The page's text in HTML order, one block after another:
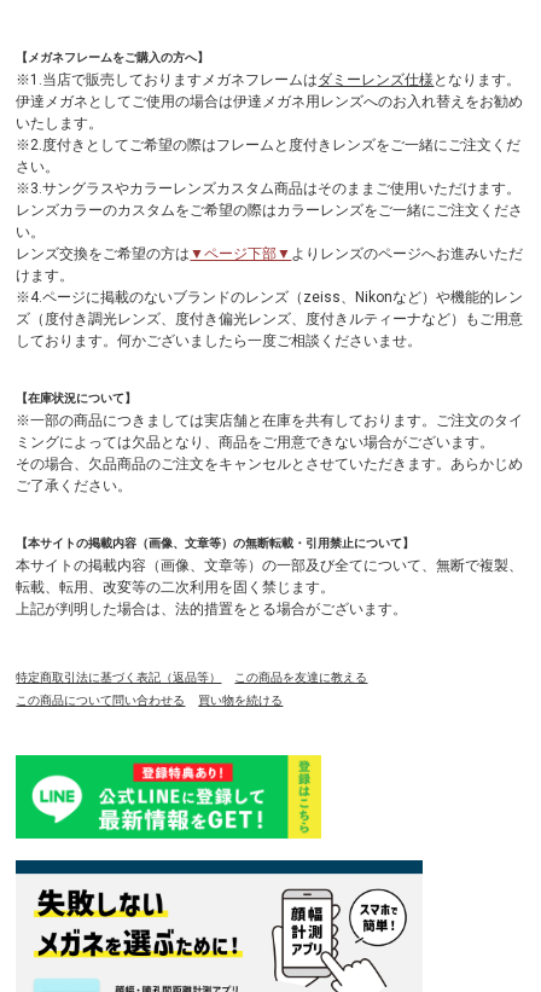
【メガネフレームをご購入の方へ】
※1.当店で販売しておりますメガネフレームはダミーレンズ仕様 となります。
伊達メガネとしてご使用の場合は伊達メガネ用レンズへのお入れ替えをお勧め
いたします。
※2.度付きとしてご希望の際はフレームと度付きレンズをご一緒にご注文くだ
さい。
※3.サングラスやカラーレンズカスタム商品はそのままご使用いただけます。
レンズカラーのカスタムをご希望の際はカラーレンズをご一緒にご注文くださ
い。
レンズ交換をご希望の方は ▼ページ下部▼ よりレンズのページへお進みいただ
けます。
※4.ページに掲載のないブランドのレンズ（zeiss、Nikonなど）や機能的レン
ズ（度付き調光レンズ、度付き偏光レンズ、度付きルティーナなど）もご用意
しております。何かございましたら一度ご相談くださいませ。
【在庫状況について】
※一部の商品につきましては実店舗と在庫を共有しております。ご注文のタイ
ミングによっては欠品となり、商品をご用意できない場合がございます。
その場合、欠品商品のご注文をキャンセルとさせていただきます。あらかじめ
ご了承ください。
【本サイトの掲載内容（画像、文章等）の無断転載・引用禁止について】
本サイトの掲載内容（画像、文章等）の一部及び全てについて、無断で複製、
転載、転用、改変等の二次利用を固く禁じます。
上記が判明した場合は、法的措置をとる場合がございます。
特定商取引法に基づく表記（返品等）
この商品を友達に教える
この商品について問い合わせる
買い物を続ける